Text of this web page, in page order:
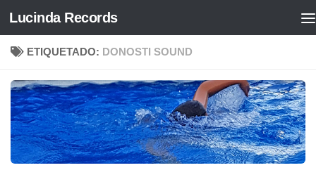
Saltar al contenido
Lucinda Records
ETIQUETADO: DONOSTI SOUND